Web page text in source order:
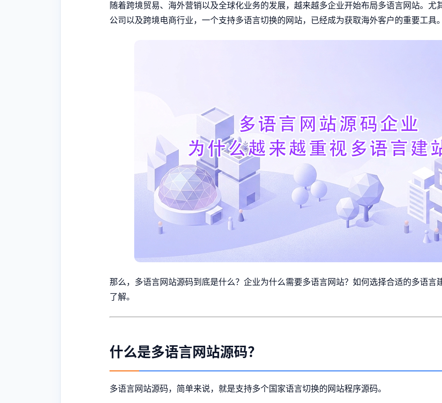
随着跨境贸易、海外营销以及全球化业务的发展，越来越多企业开始布局多语言网站。尤
公司以及跨境电商行业，一个支持多语言切换的网站，已经成为获取海外客户的重要工具
那么，多语言网站源码到底是什么？企业为什么需要多语言网站？如何选择合适的多语言
了解。
什么是多语言网站源码？
多语言网站源码，简单来说，就是支持多个国家语言切换的网站程序源码。